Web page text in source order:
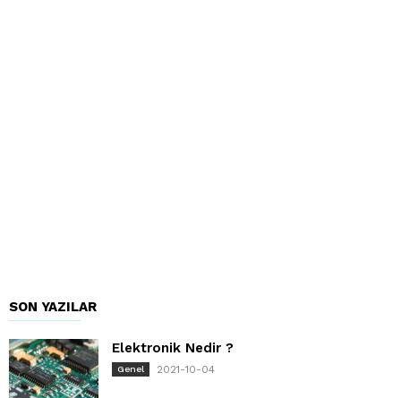
SON YAZILAR
Elektronik Nedir ?
Genel 2021-10-04